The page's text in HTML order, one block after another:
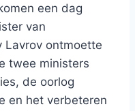
een dag
van
Lavrov ontmoette
twee ministers
de oorlog
en het verbeteren